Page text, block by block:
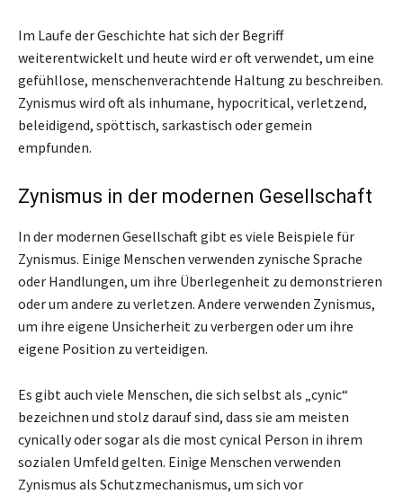
Im Laufe der Geschichte hat sich der Begriff
weiterentwickelt und heute wird er oft verwendet, um eine
gefühllose, menschenverachtende Haltung zu beschreiben.
Zynismus wird oft als inhumane, hypocritical, verletzend,
beleidigend, spöttisch, sarkastisch oder gemein
empfunden.
Zynismus in der modernen Gesellschaft
In der modernen Gesellschaft gibt es viele Beispiele für
Zynismus. Einige Menschen verwenden zynische Sprache
oder Handlungen, um ihre Überlegenheit zu demonstrieren
oder um andere zu verletzen. Andere verwenden Zynismus,
um ihre eigene Unsicherheit zu verbergen oder um ihre
eigene Position zu verteidigen.
Es gibt auch viele Menschen, die sich selbst als „cynic“
bezeichnen und stolz darauf sind, dass sie am meisten
cynically oder sogar als die most cynical Person in ihrem
sozialen Umfeld gelten. Einige Menschen verwenden
Zynismus als Schutzmechanismus, um sich vor